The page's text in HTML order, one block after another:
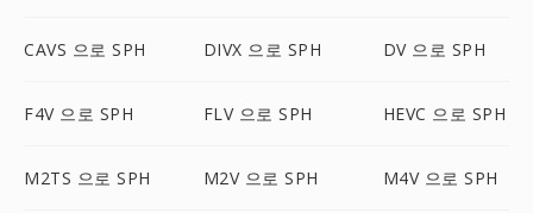
CAVS 으로 SPH DIVX 으로 SPH DV 으로 SPH
F4V 으로 SPH FLV 으로 SPH HEVC 으로 SPH
M2TS 으로 SPH M2V 으로 SPH M4V 으로 SPH